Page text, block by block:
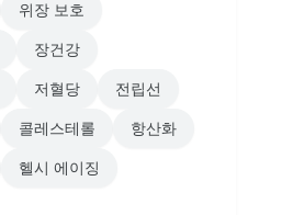
위장 보호
장건강
저혈당 전립선
콜레스테롤 항산화
헬시 에이징